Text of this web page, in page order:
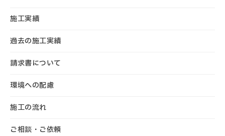
施工実績
過去の施工実績
請求書について
環境への配慮
施工の流れ
ご相談・ご依頼